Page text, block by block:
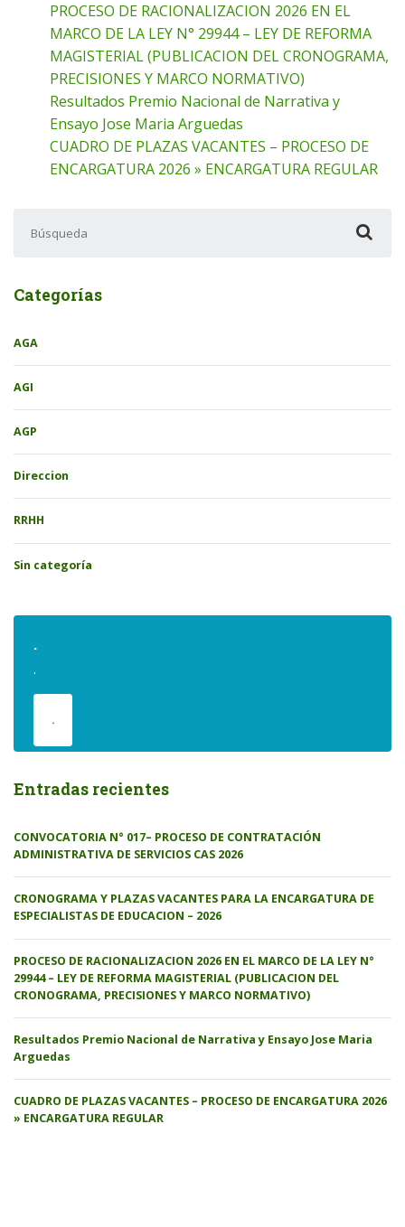
PROCESO DE RACIONALIZACION 2026 EN EL
MARCO DE LA LEY N° 29944 – LEY DE REFORMA
MAGISTERIAL (PUBLICACION DEL CRONOGRAMA,
PRECISIONES Y MARCO NORMATIVO)
Resultados Premio Nacional de Narrativa y
Ensayo Jose Maria Arguedas
CUADRO DE PLAZAS VACANTES – PROCESO DE
ENCARGATURA 2026 » ENCARGATURA REGULAR
Categorías
AGA
AGI
AGP
Direccion
RRHH
Sin categoría
.
.
.
Entradas recientes
CONVOCATORIA N° 017– PROCESO DE CONTRATACIÓN
ADMINISTRATIVA DE SERVICIOS CAS 2026
CRONOGRAMA Y PLAZAS VACANTES PARA LA ENCARGATURA DE
ESPECIALISTAS DE EDUCACION – 2026
PROCESO DE RACIONALIZACION 2026 EN EL MARCO DE LA LEY N°
29944 – LEY DE REFORMA MAGISTERIAL (PUBLICACION DEL
CRONOGRAMA, PRECISIONES Y MARCO NORMATIVO)
Resultados Premio Nacional de Narrativa y Ensayo Jose Maria
Arguedas
CUADRO DE PLAZAS VACANTES – PROCESO DE ENCARGATURA 2026
» ENCARGATURA REGULAR